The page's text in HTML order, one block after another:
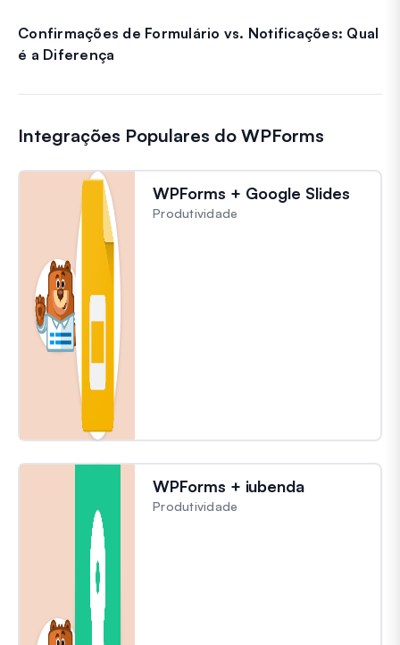
Confirmações de Formulário vs. Notificações: Qual
é a Diferença
Integrações Populares do WPForms
WPForms + Google Slides
Produtividade
WPForms + iubenda
Produtividade